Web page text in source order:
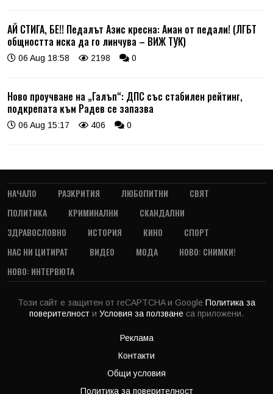
АЙ СТИГА, БЕ!! Педалът Азис кресна: Аман от педали! (ЛГБТ
общността иска да го линчува – ВИЖ ТУК)
06 Aug 18:58 2198 0
Ново проучване на „Галъп“: ДПС със стабилен рейтинг,
подкрепата към Радев се запазва
06 Aug 15:17 406 0
НАЧАЛО РАЗКРИТИЯ ЛЮБОПИТНИ
СВЯТ
ПОЛИТИКА
КРИМИНАЛНИ
СКАНДАЛНИ
ЗДРАВОСЛОВНО
ИСТОРИЯ КИНО
СПОРТ
НАС НИ ЦИТИРАТ
ВИДЕО МОДА
НОВО: СНИМКИ!
НОВО: ИНТЕРВЮТА
Този сайт е защитен от reCAPTCHA и Google Политика за
поверителност и Условия за ползване са приложени.
Реклама
Контакти
Общи условия
Политика за поверителност